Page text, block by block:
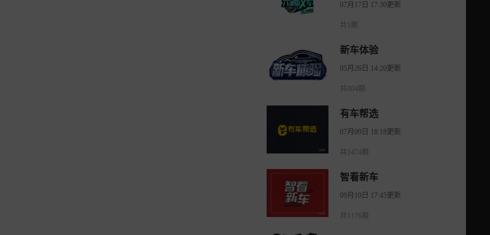
07月17日 17:30更新
共1期
新车体验
05月26日 14:20更新
共804期
有车帮选
07月09日 18:18更新
共1474期
智看新车
09月10日 17:45更新
共1176期